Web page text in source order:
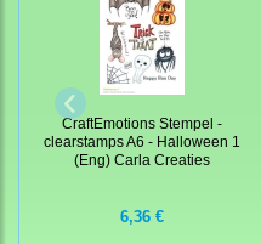
CraftEmotions Stempel -
clearstamps A6 - Halloween 1
(Eng) Carla Creaties
6,36 €